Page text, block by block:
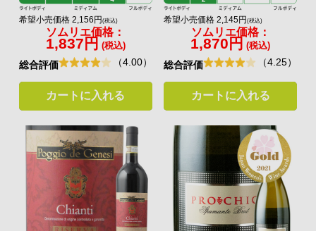
希望小売価格 2,156円(税込)
ソムリエ価格：
1,837円 (税込)
総合評価 （4.00）
カートに入れる
希望小売価格 2,145円(税込)
ソムリエ価格：
1,870円 (税込)
総合評価 （4.25）
カートに入れる